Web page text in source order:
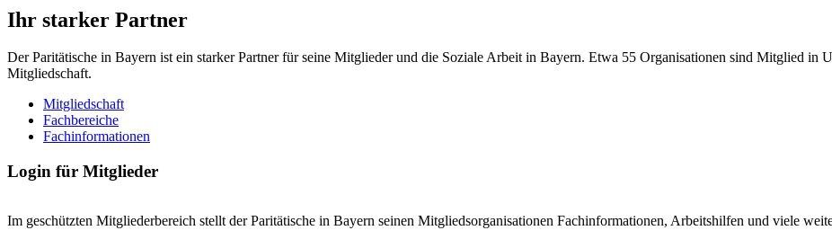
Ihr starker Partner
Der Paritätische in Bayern ist ein starker Partner für seine Mitglieder und die Soziale Arbeit in Bayern. Etwa 55 Organisationen sind Mitglied in
Mitgliedschaft.
Mitgliedschaft
Fachbereiche
Fachinformationen
Login für Mitglieder
Im geschützten Mitgliederbereich stellt der Paritätische in Bayern seinen Mitgliedsorganisationen Fachinformationen, Arbeitshilfen und viele